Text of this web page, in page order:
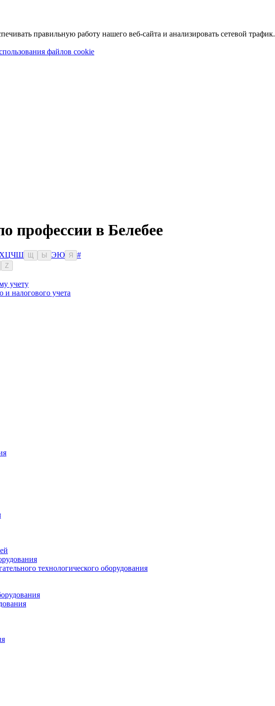
правильную работу нашего веб-сайта и анализировать сетевой трафик.
файлов cookie
профессии в Белебее
ХЦЧШ Ы ЭЮ Я
#
Z
учету
и налогового учета
технологического оборудования